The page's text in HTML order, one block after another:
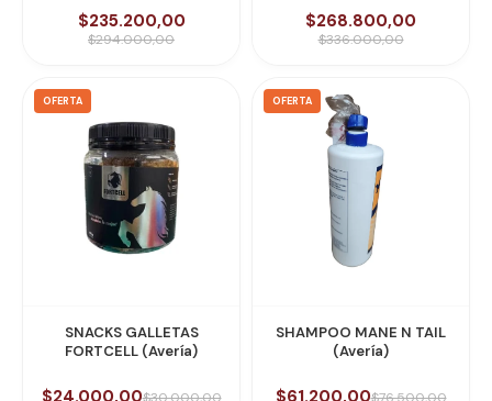
$235.200,00
$294.000,00
$268.800,00
$336.000,00
OFERTA
SNACKS GALLETAS
FORTCELL (Avería)
$24.000,00$30.000,00
OFERTA
SHAMPOO MANE N TAIL
(Avería)
$61.200,00$76.500,00